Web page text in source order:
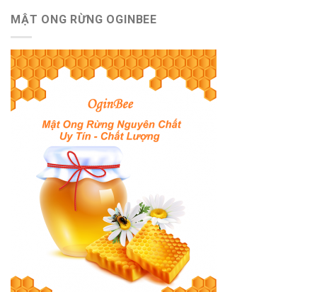
MẬT ONG RỪNG OGINBEE